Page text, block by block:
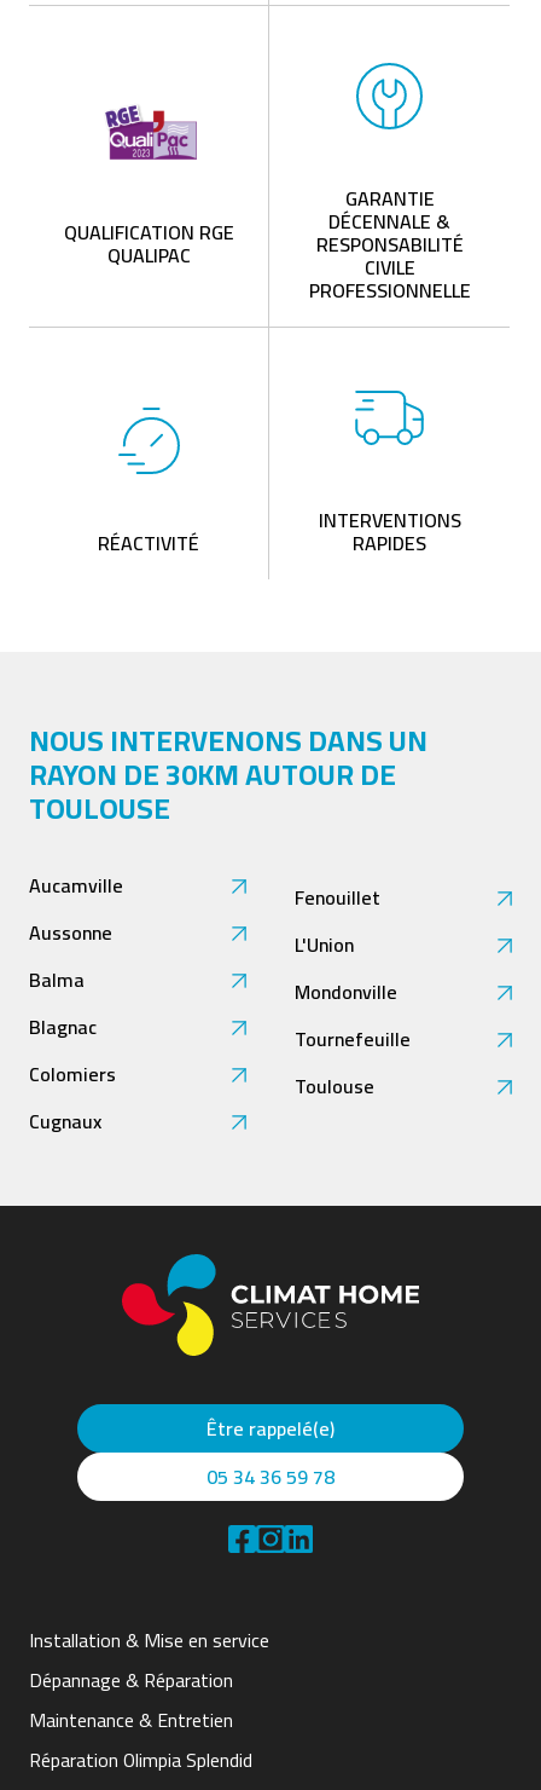
QUALIFICATION RGE
QUALIPAC
GARANTIE
DÉCENNALE &
RESPONSABILITÉ
CIVILE
PROFESSIONNELLE
RÉACTIVITÉ
INTERVENTIONS
RAPIDES
NOUS INTERVENONS DANS UN
RAYON DE 30KM AUTOUR DE
TOULOUSE
Aucamville
Aussonne
Balma
Blagnac
Colomiers
Cugnaux
Fenouillet
L'Union
Mondonville
Tournefeuille
Toulouse
Installation & Mise en service
Dépannage & Réparation
Maintenance & Entretien
Réparation Olimpia Splendid
Être rappelé(e)
05 34 36 59 78